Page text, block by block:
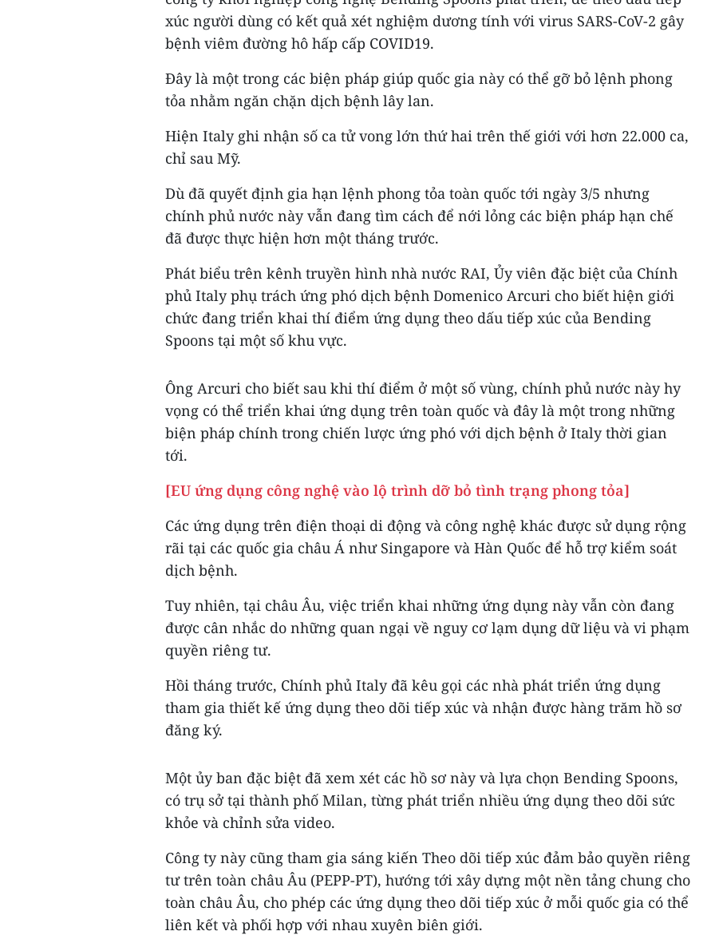
xúc người dùng có kết quả xét nghiệm dương tính với virus SARS-CoV-2 gây
bệnh viêm đường hô hấp cấp COVID19.
Đây là một trong các biện pháp giúp quốc gia này có thể gỡ bỏ lệnh phong
tỏa nhằm ngăn chặn dịch bệnh lây lan.
Hiện Italy ghi nhận số ca tử vong lớn thứ hai trên thế giới với hơn 22.000 ca,
chỉ sau Mỹ.
Dù đã quyết định gia hạn lệnh phong tỏa toàn quốc tới ngày 3/5 nhưng
chính phủ nước này vẫn đang tìm cách để nới lỏng các biện pháp hạn chế
đã được thực hiện hơn một tháng trước.
Phát biểu trên kênh truyền hình nhà nước RAI, Ủy viên đặc biệt của Chính
phủ Italy phụ trách ứng phó dịch bệnh Domenico Arcuri cho biết hiện giới
chức đang triển khai thí điểm ứng dụng theo dấu tiếp xúc của Bending
Spoons tại một số khu vực.
Ông Arcuri cho biết sau khi thí điểm ở một số vùng, chính phủ nước này hy
vọng có thể triển khai ứng dụng trên toàn quốc và đây là một trong những
biện pháp chính trong chiến lược ứng phó với dịch bệnh ở Italy thời gian
tới.
[EU ứng dụng công nghệ vào lộ trình dỡ bỏ tình trạng phong tỏa]
Các ứng dụng trên điện thoại di động và công nghệ khác được sử dụng rộng
rãi tại các quốc gia châu Á như Singapore và Hàn Quốc để hỗ trợ kiểm soát
dịch bệnh.
Tuy nhiên, tại châu Âu, việc triển khai những ứng dụng này vẫn còn đang
được cân nhắc do những quan ngại về nguy cơ lạm dụng dữ liệu và vi phạm
quyền riêng tư.
Hồi tháng trước, Chính phủ Italy đã kêu gọi các nhà phát triển ứng dụng
tham gia thiết kế ứng dụng theo dõi tiếp xúc và nhận được hàng trăm hồ sơ
đăng ký.
Một ủy ban đặc biệt đã xem xét các hồ sơ này và lựa chọn Bending Spoons,
có trụ sở tại thành phố Milan, từng phát triển nhiều ứng dụng theo dõi sức
khỏe và chỉnh sửa video.
Công ty này cũng tham gia sáng kiến Theo dõi tiếp xúc đảm bảo quyền riêng
tư trên toàn châu Âu (PEPP-PT), hướng tới xây dựng một nền tảng chung cho
toàn châu Âu, cho phép các ứng dụng theo dõi tiếp xúc ở mỗi quốc gia có thể
liên kết và phối hợp với nhau xuyên biên giới.